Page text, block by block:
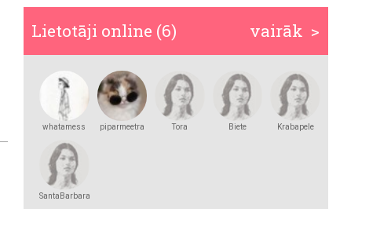
vairāk >
Lietotāji online (6)
whatamess piparmeetra Tora Biete Krabapele
SantaBarbara